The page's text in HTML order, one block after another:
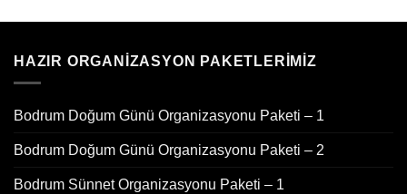
HAZIR ORGANIZASYON PAKETLERIMIZ
Bodrum Doğum Günü Organizasyonu Paketi – 1
Bodrum Doğum Günü Organizasyonu Paketi – 2
Bodrum Sünnet Organizasyonu Paketi – 1